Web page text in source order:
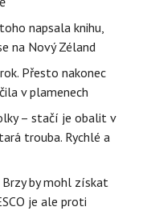
napsala knihu,
na Nový Zéland
Přesto nakonec
v plamenech
– stačí je obalit v
trouba. Rychlé a
by mohl získat
je ale proti